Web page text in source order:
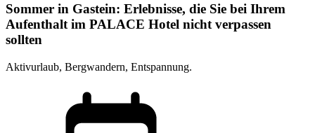
Sommer in Gastein: Erlebnisse, die Sie bei Ihrem
Aufenthalt im PALACE Hotel nicht verpassen
sollten
Aktivurlaub, Bergwandern, Entspannung.